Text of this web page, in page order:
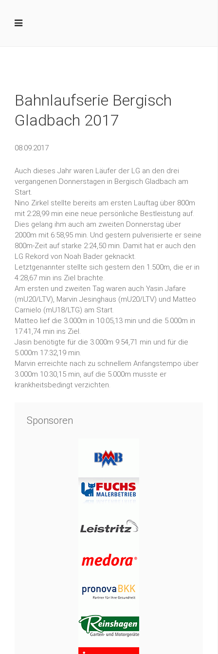
Bahnlaufserie Bergisch
Gladbach 2017
08.09.2017
Auch dieses Jahr waren Läufer der LG an den drei
vergangenen Donnerstagen in Bergisch Gladbach am
Start.
Nino Zirkel stellte bereits am ersten Lauftag über 800m
mit 2:28,99 min eine neue persönliche Bestleistung auf.
Dies gelang ihm auch am zweiten Donnerstag über
2000m mit 6:58,95 min. Und gestern pulverisierte er seine
800m-Zeit auf starke 2:24,50 min. Damit hat er auch den
LG Rekord von Noah Bader geknackt.
Letztgenannter stellte sich gestern den 1.500m, die er in
4:28,67 min ins Ziel brachte.
Am ersten und zweiten Tag waren auch Yasin Jafare
(mU20/LTV), Marvin Jesinghaus (mU20/LTV) und Matteo
Carnielo (mU18/LTG) am Start.
Matteo lief die 3.000m in 10:05,13 min und die 5.000m in
17:41,74 min ins Ziel.
Jasin benötigte für die 3.000m 9:54,71 min und für die
5.000m 17:32,19 min.
Marvin erreichte nach zu schnellem Anfangstempo über
3.000m 10:30,15 min, auf die 5.000m musste er
krankheitsbedingt verzichten.
Sponsoren